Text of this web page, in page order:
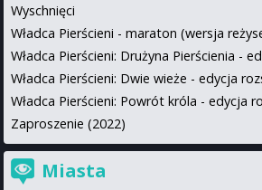
Wyschnięci
Władca Pierścieni - maraton (wersja
Władca Pierścieni: Drużyna Pierścienia -
Władca Pierścieni: Dwie wieże - edycja
Władca Pierścieni: Powrót króla - edycja
Zaproszenie (2022)
Miasta